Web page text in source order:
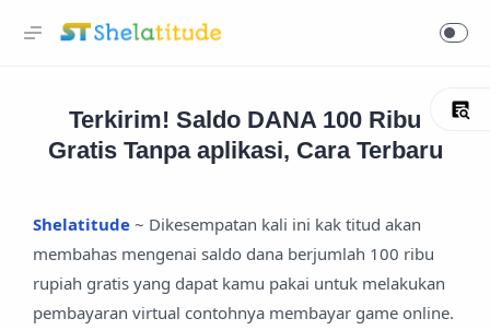
Terkirim! Saldo DANA 100 Ribu
Gratis Tanpa aplikasi, Cara Terbaru
Shelatitude ~ Dikesempatan kali ini kak titud akan
membahas mengenai saldo dana berjumlah 100 ribu
rupiah gratis yang dapat kamu pakai untuk melakukan
pembayaran virtual contohnya membayar game online.